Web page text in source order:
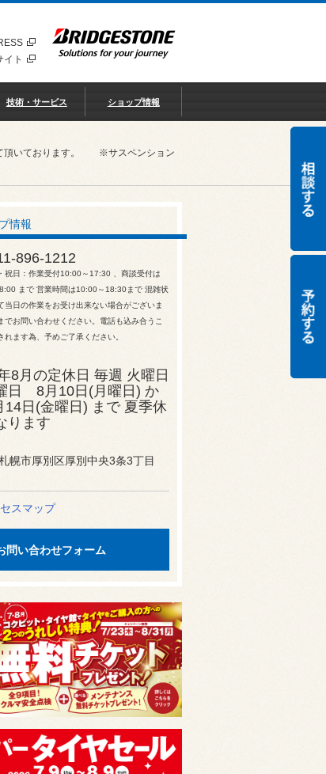
イト
技術・サービス ショップ情報
て頂いております。 ※サスペンション
情報
896-1212
祝日：作業受付10:00～17:30 、商談受付は
まで 営業時間は10:00～18:30まで 混雑状
当日の作業をお受け出来ない場合がございま
でお問い合わせください。電話も込み合うこ
れます為、予めご了承ください。
8月の定休日 毎週 火曜日
日 8月10日(月曜日) か
14日(金曜日) まで 夏季休
ります
幌市厚別区厚別中央3条3丁目
スマップ
問い合わせフォーム